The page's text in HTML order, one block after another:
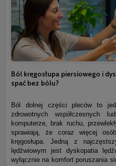
Ból kręgosłupa piersiowego i
spać bez bólu?
Ból dolnej części pleców to
zdrowotnych współczesnych
komputerze, brak ruchu,
sprawiają, że coraz więcej
kręgosłupa. Jedną z
lędźwiowym jest dyskopatia
wyłącznie na komfort poruszania